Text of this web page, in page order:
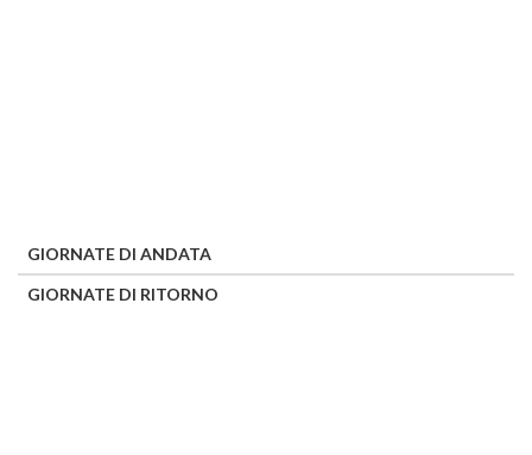
GIORNATE DI ANDATA
GIORNATE DI RITORNO